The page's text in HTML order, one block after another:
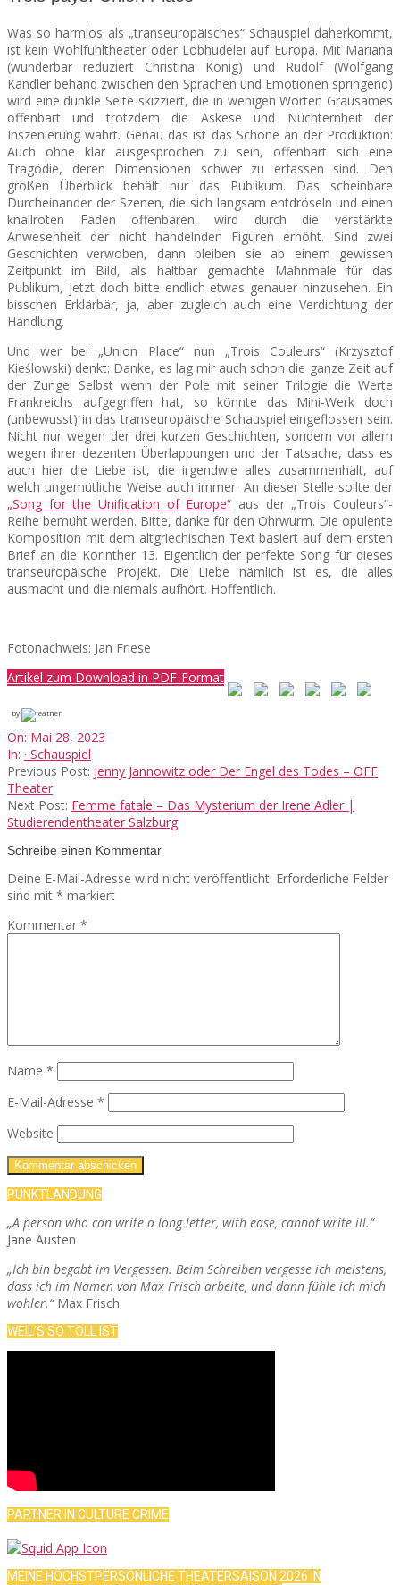
Was so harmlos als „transeuropäisches“ Schauspiel daherkommt,
ist kein Wohlfühltheater oder Lobhudelei auf Europa. Mit Mariana
(wunderbar reduziert Christina König) und Rudolf (Wolfgang
Kandler behänd zwischen den Sprachen und Emotionen springend)
wird eine dunkle Seite skizziert, die in wenigen Worten Grausames
offenbart und trotzdem die Askese und Nüchternheit der
Inszenierung wahrt. Genau das ist das Schöne an der Produktion:
Auch ohne klar ausgesprochen zu sein, offenbart sich eine
Tragödie, deren Dimensionen schwer zu erfassen sind. Den
großen Überblick behält nur das Publikum. Das scheinbare
Durcheinander der Szenen, die sich langsam entdröseln und einen
knallroten Faden offenbaren, wird durch die verstärkte
Anwesenheit der nicht handelnden Figuren erhöht. Sind zwei
Geschichten verwoben, dann bleiben sie ab einem gewissen
Zeitpunkt im Bild, als haltbar gemachte Mahnmale für das
Publikum, jetzt doch bitte endlich etwas genauer hinzusehen. Ein
bisschen Erklärbär, ja, aber zugleich auch eine Verdichtung der
Handlung.
Und wer bei „Union Place“ nun „Trois Couleurs“ (Krzysztof
Kieślowski) denkt: Danke, es lag mir auch schon die ganze Zeit auf
der Zunge! Selbst wenn der Pole mit seiner Trilogie die Werte
Frankreichs aufgegriffen hat, so könnte das Mini-Werk doch
(unbewusst) in das transeuropäische Schauspiel eingeflossen sein.
Nicht nur wegen der drei kurzen Geschichten, sondern vor allem
wegen ihrer dezenten Überlappungen und der Tatsache, dass es
auch hier die Liebe ist, die irgendwie alles zusammenhält, auf
welch ungemütliche Weise auch immer. An dieser Stelle sollte der
„Song for the Unification of Europe“ aus der „Trois Couleurs“-
Reihe bemüht werden. Bitte, danke für den Ohrwurm. Die opulente
Komposition mit dem altgriechischen Text basiert auf dem ersten
Brief an die Korinther 13. Eigentlich der perfekte Song für dieses
transeuropäische Projekt. Die Liebe nämlich ist es, die alles
ausmacht und die niemals aufhört. Hoffentlich.
Fotonachweis: Jan Friese
Artikel zum Download in PDF-Format
by
2023-
05-
28
On: Mai 28, 2023
In: · Schauspiel
Previous Post: Jenny Jannowitz oder Der Engel des Todes – OFF
Theater
Next Post: Femme fatale – Das Mysterium der Irene Adler |
Studierendentheater Salzburg
Schreibe einen Kommentar
Deine E-Mail-Adresse wird nicht veröffentlicht. Erforderliche Felder
sind mit * markiert
Kommentar *
Name *
E-Mail-Adresse *
Website
PUNKTLANDUNG
„A person who can write a long letter, with ease, cannot write ill.“
Jane Austen
„Ich bin begabt im Vergessen. Beim Schreiben vergesse ich meistens,
dass ich im Namen von Max Frisch arbeite, und dann fühle ich mich
wohler.“Max Frisch
WEIL’S SO TOLL IST
PARTNER IN CULTURE CRIME
MEINE HÖCHSTPERSÖNLICHE THEATERSAISON 2026 IN